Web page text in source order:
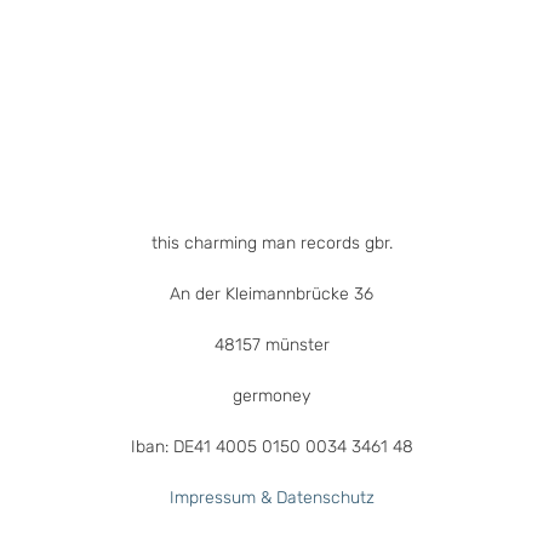
this charming man records gbr.
An der Kleimannbrücke 36
48157 münster
germoney
Iban: DE41 4005 0150 0034 3461 48
Impressum & Datenschutz